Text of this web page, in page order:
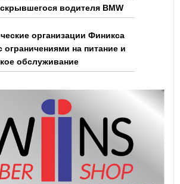
водителя BMW
организации Финикса
ограничениями на питание и
обслуживание